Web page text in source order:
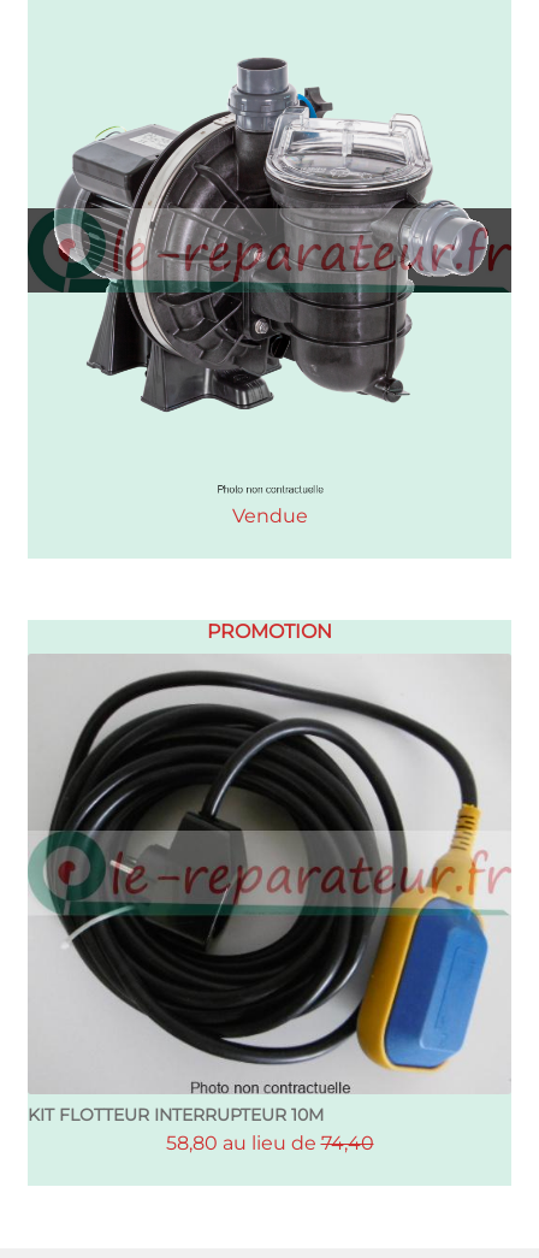
Vendue
PROMOTION
KIT FLOTTEUR INTERRUPTEUR 10M
58,80 au lieu de74,40